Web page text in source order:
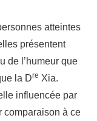
atteintes
présentent
de l’humeur que
la Dre Xia.
influencée par
comparaison à ce